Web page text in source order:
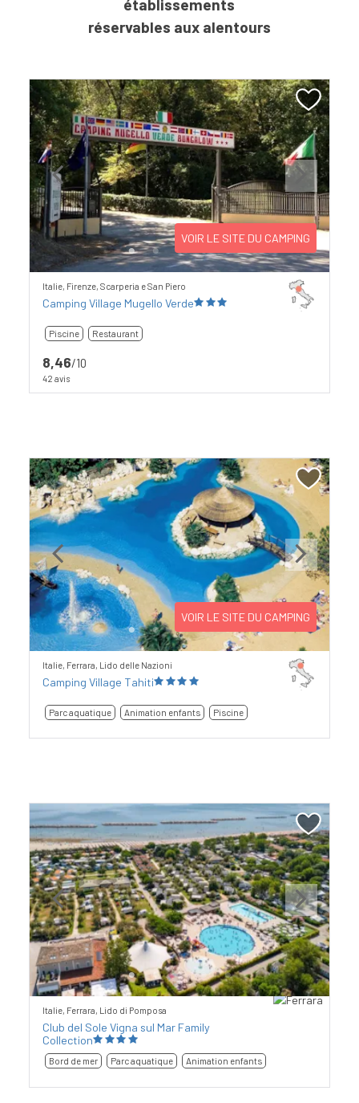
établissements
réservables aux alentours
Previous Next
VOIR LE SITE DU CAMPING
Italie, Firenze, Scarperia e San Piero
Camping Village Mugello Verde
Piscine Restaurant
8,46/10
42 avis
Previous Next
VOIR LE SITE DU CAMPING
Italie, Ferrara, Lido delle Nazioni
Camping Village Tahiti
Parc aquatique Animation enfants Piscine
Previous Next
Italie, Ferrara, Lido di Pomposa
Club del Sole Vigna sul Mar Family
Collection
Bord de mer Parc aquatique Animation enfants